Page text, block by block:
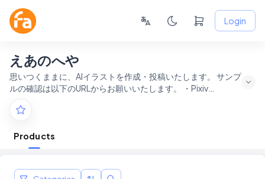
Login
えあのへや
思いつくままに、AIイラストを作成・投稿いたします。 サンプ
ルの確認は以下のURLからお願いいたします。 ・Pixiv
Products